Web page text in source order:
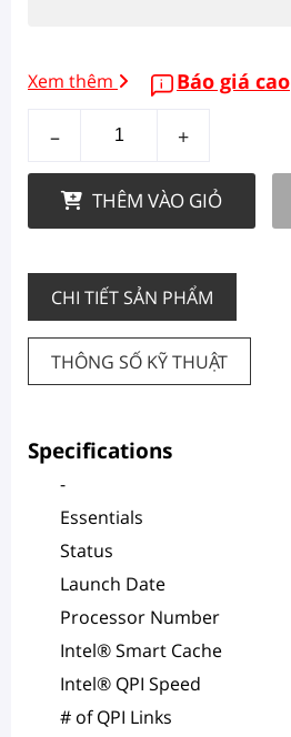
Xem thêm Báo giá cao
– +
THÊM VÀO GIỎ
CHI TIẾT SẢN PHẨM
THÔNG SỐ KỸ THUẬT
Specifications
-
Essentials
Status
Launch Date
Processor Number
Intel® Smart Cache
Intel® QPI Speed
# of QPI Links